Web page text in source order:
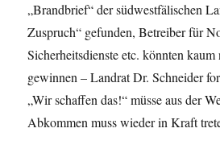
„Brandbrief“ der südwestfälischen
Zuspruch“ gefunden, Betreiber für
Sicherheitsdienste etc. könnten kaum
gewinnen – Landrat Dr. Schneider
„Wir schaffen das!“ müsse aus der
Abkommen muss wieder in Kraft